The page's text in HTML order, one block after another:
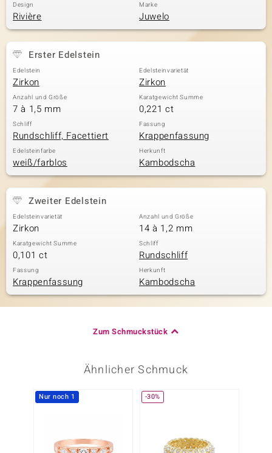
Design
Rivière
Marke
Juwelo
Erster Edelstein
Edelstein
Zirkon
Edelsteinvarietät
Zirkon
Anzahl und Größe
7 à 1,5 mm
Karatgewicht Summe
0,221 ct
Schliff
Rundschliff, Facettiert
Fassung
Krappenfassung
Edelsteinfarbe
weiß/farblos
Herkunft
Kambodscha
Zweiter Edelstein
Edelsteinvarietät
Zirkon
Anzahl und Größe
14 à 1,2 mm
Karatgewicht Summe
0,101 ct
Schliff
Rundschliff
Fassung
Krappenfassung
Herkunft
Kambodscha
Zum Schmuckstück
Ähnlicher Schmuck
Nur noch 1 -30%